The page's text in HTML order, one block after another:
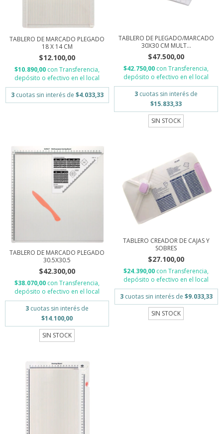
TABLERO DE MARCADO PLEGADO
18 X 14 CM
$12.100,00
$10.890,00 con Transferencia,
depósito o efectivo en el local
3 cuotas sin interés de $4.033,33
TABLERO DE PLEGADO/MARCADO
30X30 CM MULT...
$47.500,00
$42.750,00 con Transferencia,
depósito o efectivo en el local
3 cuotas sin interés de
$15.833,33
SIN STOCK
TABLERO DE MARCADO PLEGADO
30.5X30.5
$42.300,00
$38.070,00 con Transferencia,
depósito o efectivo en el local
3 cuotas sin interés de
$14.100,00
SIN STOCK
TABLERO CREADOR DE CAJAS Y
SOBRES
$27.100,00
$24.390,00 con Transferencia,
depósito o efectivo en el local
3 cuotas sin interés de $9.033,33
SIN STOCK